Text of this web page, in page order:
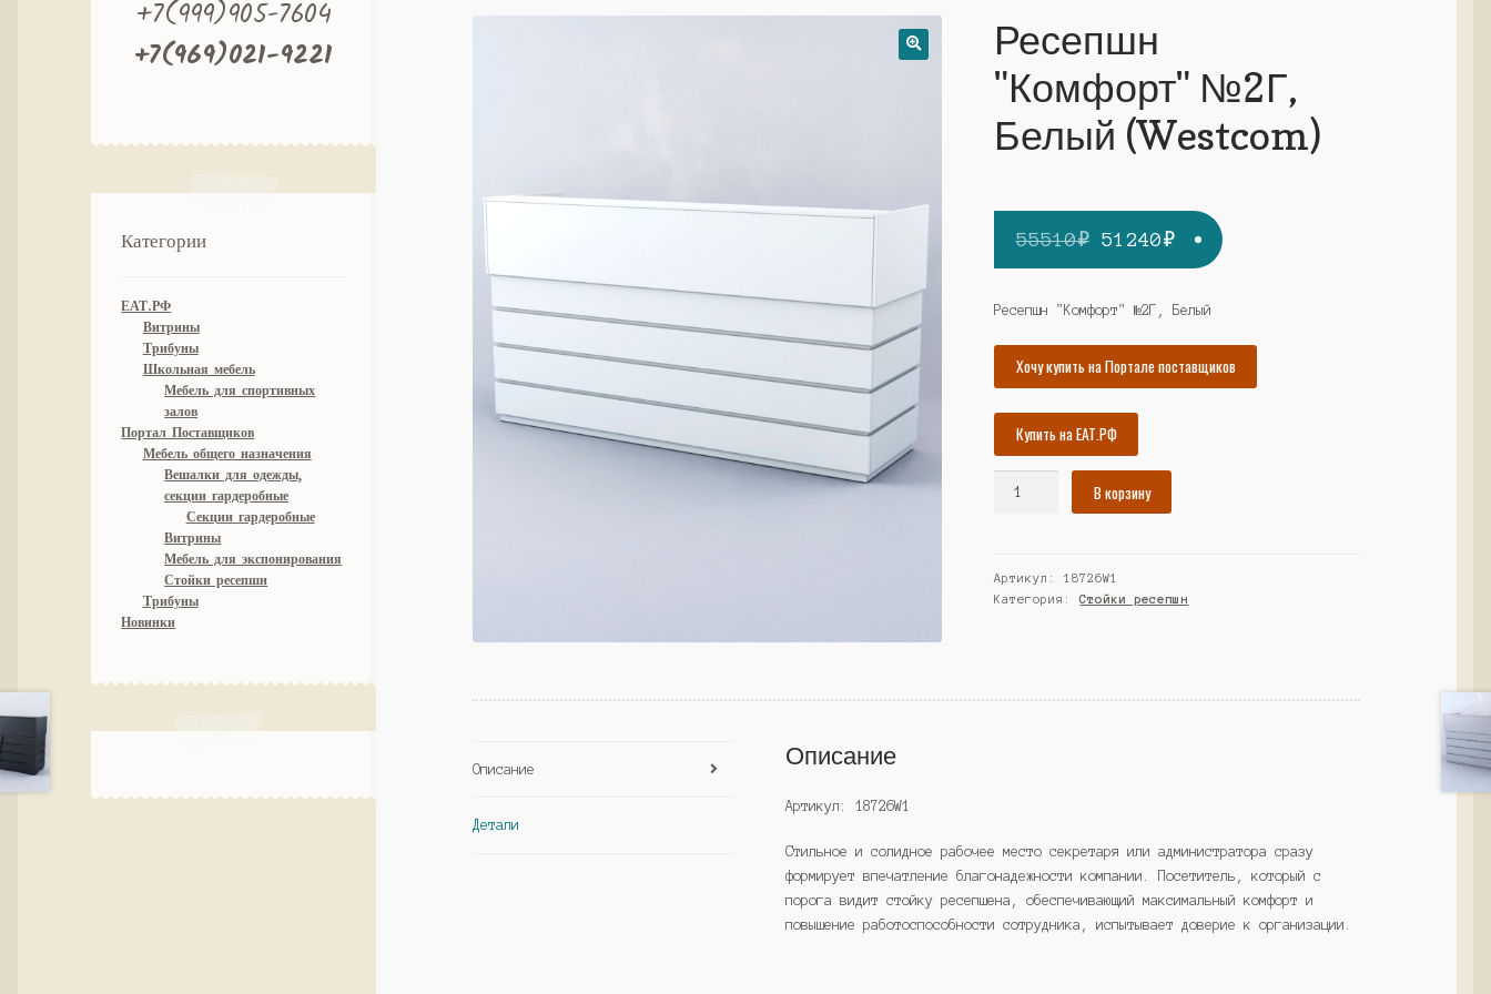
Ресепшн
"Комфорт" №2Г,
Белый (Westcom)
55510₽ Первоначальная
цена
составляла
55510₽.
51240₽Текущая
цена:
51240₽.
Ресепшн "Комфорт" №2Г, Белый
Хочу купить на Портале поставщиков
Купить на ЕАТ.РФ
№2Г,
Белый
В корзину
Артикул:18726W1
Категория:Стойки ресепшн
Описание
Детали
Описание
Артикул: 18726W1
Стильное и солидное рабочее место секретаря или администратора сразу
формирует впечатление благонадежности компании. Посетитель, который с
порога видит стойку ресепшена, обеспечивающий максимальный комфорт и
повышение работоспособности сотрудника, испытывает доверие к организации.
+7(999)905-7604
+7(969)021-9221
Категории
ЕАТ.РФ
Витрины
Трибуны
Школьная мебель
Мебель для спортивных
залов
Портал Поставщиков
Мебель общего назначения
Вешалки для одежды,
секции гардеробные
Секции гардеробные
Витрины
Мебель для экспонирования
Стойки ресепшн
Трибуны
Новинки